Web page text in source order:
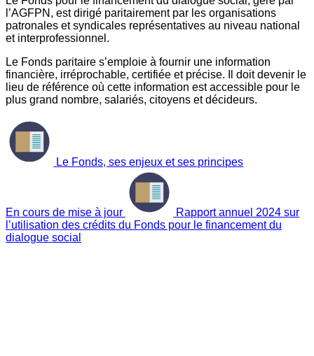
l’AGFPN, est dirigé paritairement par les organisations
patronales et syndicales représentatives au niveau national
et interprofessionnel.
Le Fonds paritaire s’emploie à fournir une information
financière, irréprochable, certifiée et précise. Il doit devenir le
lieu de référence où cette information est accessible pour le
plus grand nombre, salariés, citoyens et décideurs.
Le Fonds, ses enjeux et ses principes
En cours de mise à jour
Rapport annuel 2024 sur
l’utilisation des crédits du Fonds pour le financement du
dialogue social